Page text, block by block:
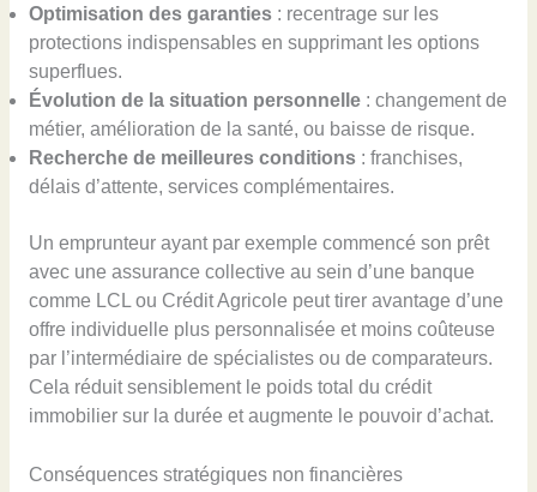
Optimisation des garanties: recentrage sur les
protections indispensables en supprimant les options
superflues.
Évolution de la situation personnelle: changement de
métier, amélioration de la santé, ou baisse de risque.
Recherche de meilleures conditions: franchises,
délais d’attente, services complémentaires.
Un emprunteur ayant par exemple commencé son prêt
avec une assurance collective au sein d’une banque
comme LCL ou Crédit Agricole peut tirer avantage d’une
offre individuelle plus personnalisée et moins coûteuse
par l’intermédiaire de spécialistes ou de comparateurs.
Cela réduit sensiblement le poids total du crédit
immobilier sur la durée et augmente le pouvoir d’achat.
Conséquences stratégiques non financières